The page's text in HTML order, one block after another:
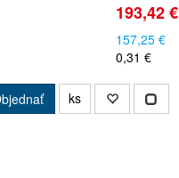
193,42 €
157,25 €
0,31 €
ks